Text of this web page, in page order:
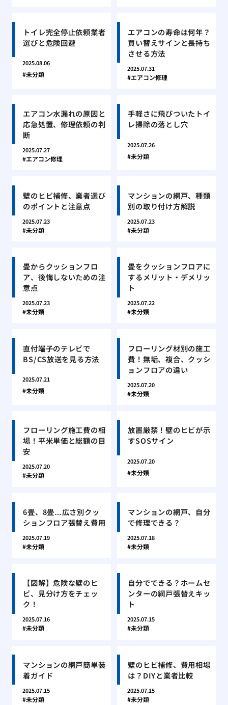
トイレ完全停止依頼業者
選びと危険回避
2025.08.06
未分類
エアコンの寿命は何年？
買い替えサインと長持ち
させる方法
2025.07.31
エアコン修理
エアコン水漏れの原因と
応急処置、修理依頼の判
断
2025.07.27
エアコン修理
手軽さに飛びついたトイ
レ掃除の落とし穴
2025.07.26
未分類
壁のヒビ補修、業者選び
のポイントと注意点
2025.07.23
未分類
マンションの網戸、種類
別の取り付け方解説
2025.07.23
未分類
畳からクッションフロ
ア、後悔しないための注
意点
2025.07.23
未分類
畳をクッションフロアに
するメリット・デメリッ
ト
2025.07.22
未分類
直付端子のテレビで
BS/CS放送を見る方法
2025.07.21
未分類
フローリング材別の施工
費！無垢、複合、クッシ
ョンフロアの違い
2025.07.20
未分類
フローリング施工費の相
場！平米単価と総額の目
安
2025.07.20
未分類
放置厳禁！壁のヒビが示
すSOSサイン
2025.07.20
未分類
6畳、8畳…広さ別クッ
ションフロア張替え費用
2025.07.19
未分類
マンションの網戸、自分
で修理できる？
2025.07.18
未分類
【図解】危険な壁のヒ
ビ、見分け方をチェッ
ク！
2025.07.16
未分類
自分でできる？ホームセ
ンターの網戸張替えキッ
ト
2025.07.15
未分類
マンションの網戸簡単装
着ガイド
2025.07.15
未分類
壁のヒビ補修、費用相場
は？DIYと業者比較
2025.07.15
未分類